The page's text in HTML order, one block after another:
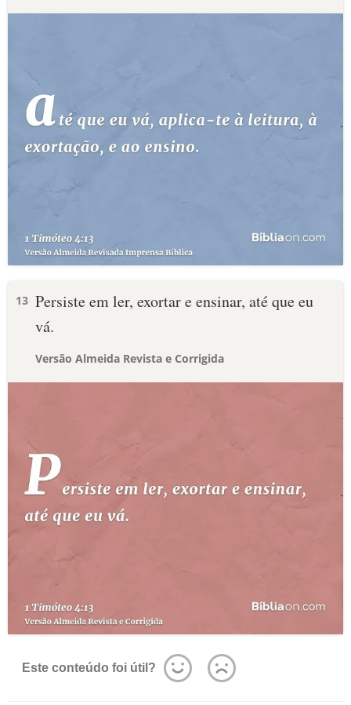
13 Persiste em ler, exortar e ensinar, até que eu
vá.
Versão Almeida Revista e Corrigida
Este conteúdo foi útil?